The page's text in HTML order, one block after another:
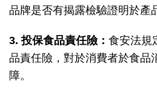
品牌是否有揭露檢驗證明於產
3. 投保食品責任險： 食安法規
品責任險，對於消費者於食品
障。